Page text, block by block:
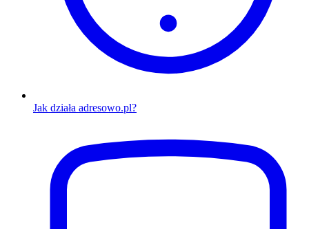
Jak działa adresowo.pl?